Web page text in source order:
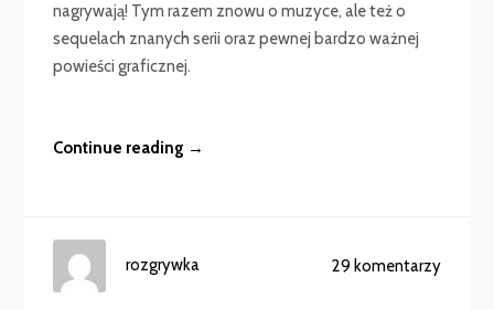
nagrywają! Tym razem znowu o muzyce, ale też o
sequelach znanych serii oraz pewnej bardzo ważnej
powieści graficznej.
Continue reading →
29 komentarzy
rozgrywka